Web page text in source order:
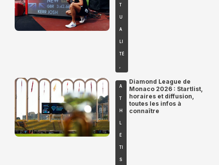
T
U
A
LI
TÉ
,
A
T
H
L
É
TI
S
Diamond League de
Monaco 2026 : Startlist,
horaires et diffusion,
toutes les infos à
connaître